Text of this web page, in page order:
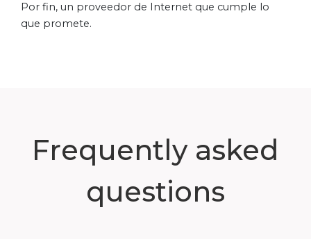
Por fin, un proveedor de Internet que cumple lo
que promete.
Frequently asked
questions